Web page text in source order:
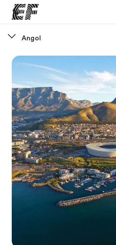
Üdvözlünk az EF-nél
EF programok
Az összes EF program megtekintése
EF Iroda
EF iroda a közeledben
Rólunk
Mit kell rólunk tudni
Karrier
Angol